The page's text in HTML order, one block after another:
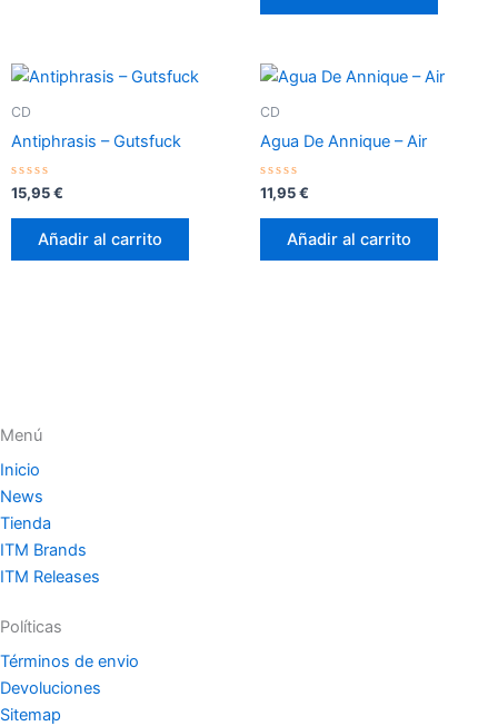
CD
Antiphrasis – Gutsfuck
Valorado
con
0
15,95€
Añadir al carrito
CD
Agua De Annique – Air
Valorado
con
0
11,95€
Añadir al carrito
Menú
Inicio
News
Tienda
ITM Brands
ITM Releases
Políticas
Términos de envio
Devoluciones
Sitemap